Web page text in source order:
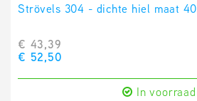
Strövels 304 - dichte hiel maat 40
€ 43,39
€ 52,50
In voorraad